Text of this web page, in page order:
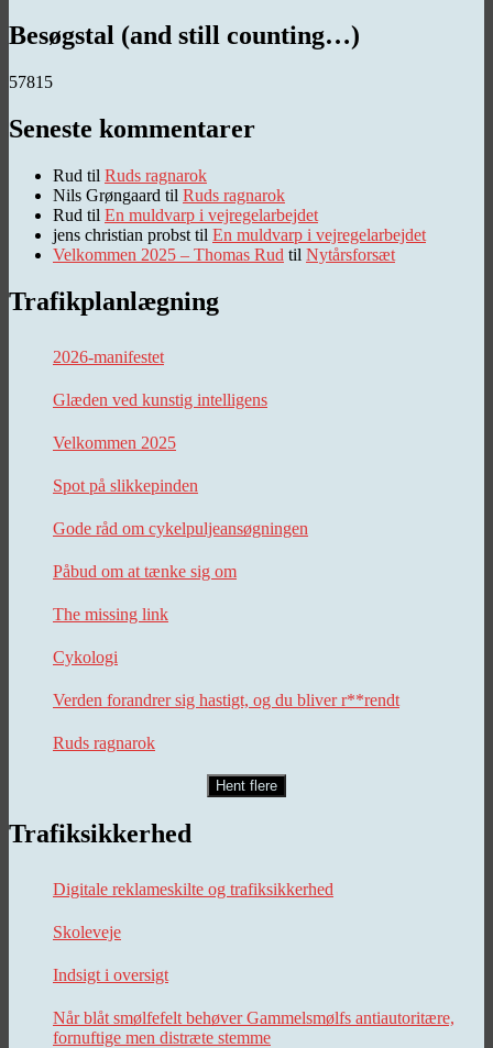
Besøgstal (and still counting…)
57815
Seneste kommentarer
Rud til Ruds ragnarok
Nils Grøngaard til Ruds ragnarok
Rud til En muldvarp i vejregelarbejdet
jens christian probst til En muldvarp i vejregelarbejdet
Velkommen 2025 – Thomas Rud til Nytårsforsæt
Trafikplanlægning
2026-manifestet
Glæden ved kunstig intelligens
Velkommen 2025
Spot på slikkepinden
Gode råd om cykelpuljeansøgningen
Påbud om at tænke sig om
The missing link
Cykologi
Verden forandrer sig hastigt, og du bliver r**rendt
Ruds ragnarok
Hent flere
Trafiksikkerhed
Digitale reklameskilte og trafiksikkerhed
Skoleveje
Indsigt i oversigt
Når blåt smølfefelt behøver Gammelsmølfs antiautoritære,
fornuftige men distræte stemme